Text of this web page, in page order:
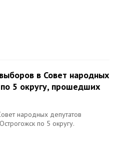
в Совет народных
5 округу, прошедших
народных депутатов
по 5 округу.